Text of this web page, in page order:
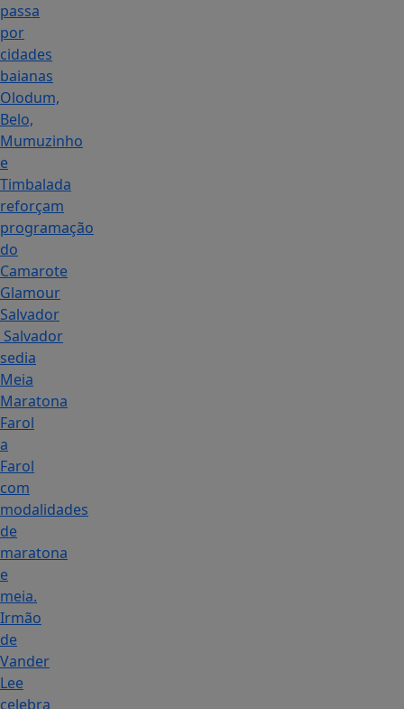
passa
por
cidades
baianas
Olodum,
Belo,
Mumuzinho
e
Timbalada
reforçam
programação
do
Camarote
Glamour
Salvador
Salvador
sedia
Meia
Maratona
Farol
a
Farol
com
modalidades
de
maratona
e
meia.
Irmão
de
Vander
Lee
celebra